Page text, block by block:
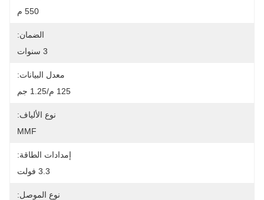
550 م
الضمان:
3 سنوات
معدل البيانات:
125 م/1.25 جم
نوع الألياف:
MMF
إمدادات الطاقة:
3.3 فولت
نوع الموصل: